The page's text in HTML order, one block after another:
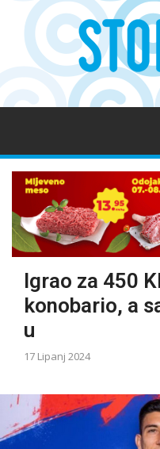
Igrao za 450
konobario, a
u
17 Lipanj 2024